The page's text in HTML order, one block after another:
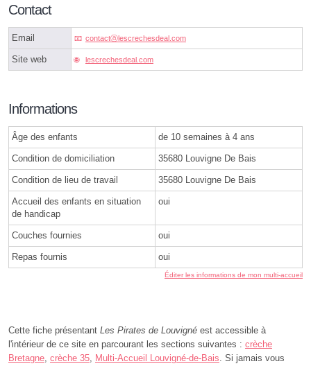
Contact
Email contactⓐlescrechesdeal.com
Site web lescrechesdeal.com
Informations
Âge des enfants de 10 semaines à 4 ans
Condition de domiciliation 35680 Louvigne De Bais
Condition de lieu de travail 35680 Louvigne De Bais
Accueil des enfants en situation
de handicap
oui
Couches fournies oui
Repas fournis oui
Éditer les informations de mon multi-accueil
Cette fiche présentant Les Pirates de Louvigné est accessible à
l'intérieur de ce site en parcourant les sections suivantes : crèche
Bretagne, crèche 35, Multi-Accueil Louvigné-de-Bais. Si jamais vous